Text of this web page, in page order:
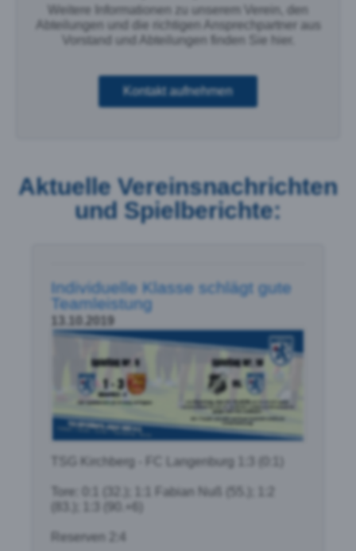
Weitere Informationen zu unserem Verein, den
Abteilungen und die richtigen Ansprechpartner aus
Vorstand und Abteilungen finden Sie hier.
Kontakt aufnehmen
Aktuelle Vereinsnachrichten
und Spielberichte:
Individuelle Klasse schlägt gute
Teamleistung
TSG Kirchberg - FC Langenburg 1:3 (0:1)
Tore: 0:1 (32.); 1:1 Fabian Nuß (55.); 1:2
(83.); 1:3 (90.+6)
Reserven 2:4